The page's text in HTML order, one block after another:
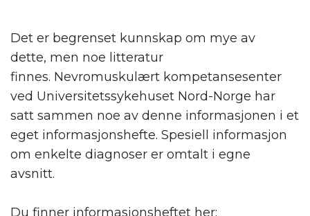
Det er begrenset kunnskap om mye av
dette, men noe litteratur
finnes. Nevromuskulært kompetansesenter
ved Universitetssykehuset Nord-Norge har
satt sammen noe av denne informasjonen i et
eget informasjonshefte. Spesiell informasjon
om enkelte diagnoser er omtalt i egne
avsnitt.
Du finner informasjonsheftet her: